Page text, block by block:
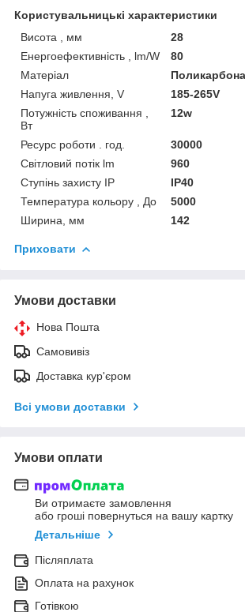
Користувальницькі характеристики
Висота , мм
28
Енергоефективність , lm/W
80
Матеріал
Напуга живлення, V
185-265V
Потужність споживання ,
Вт
12w
Ресурс роботи . год.
30000
Світловий потік lm
960
Ступінь захисту IP
IP40
Температура кольору , До
5000
Ширина, мм
142
Приховати
Умови доставки
Нова Пошта
Самовивіз
Доставка кур'єром
Всі умови доставки
Умови оплати
Ви отримаєте замовлення
або гроші повернуться на вашу картку
Детальніше
Післяплата
Оплата на рахунок
Готівкою